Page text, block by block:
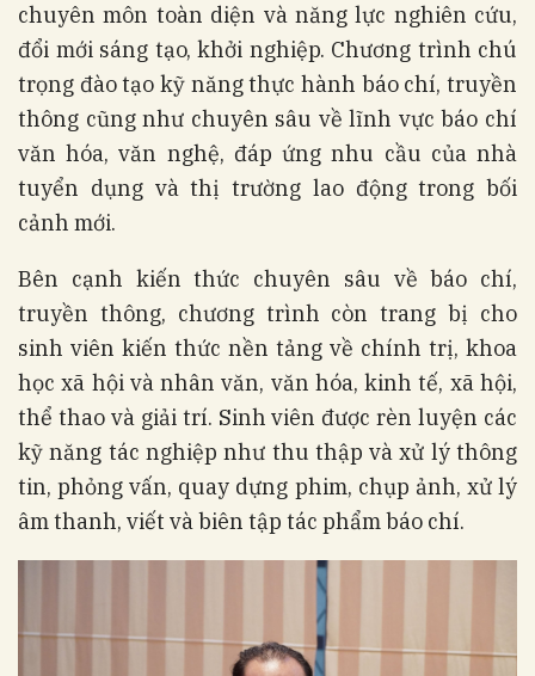
chuyên môn toàn diện và năng lực nghiên cứu,
đổi mới sáng tạo, khởi nghiệp. Chương trình chú
trọng đào tạo kỹ năng thực hành báo chí, truyền
thông cũng như chuyên sâu về lĩnh vực báo chí
văn hóa, văn nghệ, đáp ứng nhu cầu của nhà
tuyển dụng và thị trường lao động trong bối
cảnh mới.
Bên cạnh kiến thức chuyên sâu về báo chí,
truyền thông, chương trình còn trang bị cho
sinh viên kiến thức nền tảng về chính trị, khoa
học xã hội và nhân văn, văn hóa, kinh tế, xã hội,
thể thao và giải trí. Sinh viên được rèn luyện các
kỹ năng tác nghiệp như thu thập và xử lý thông
tin, phỏng vấn, quay dựng phim, chụp ảnh, xử lý
âm thanh, viết và biên tập tác phẩm báo chí.